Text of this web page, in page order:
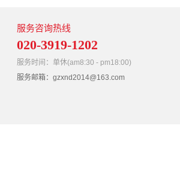
服务咨询热线
020-3919-1202
服务时间：单休(am8:30 - pm18:00)
服务邮箱：gzxnd2014@163.com